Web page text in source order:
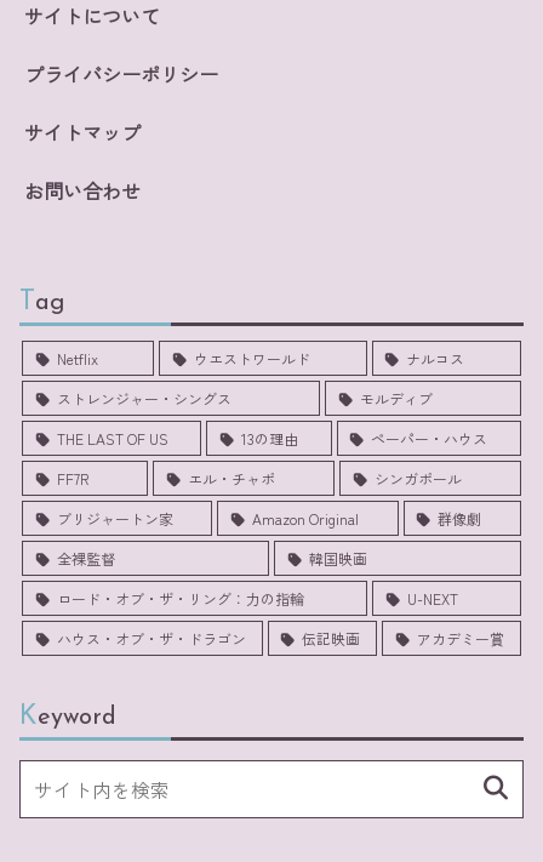
サイトについて
プライバシーポリシー
サイトマップ
お問い合わせ
Tag
Netflix ウエストワールド
ナルコス
ストレンジャー・シングス
モルディブ
THE LAST OF US
13の理由
ペーパー・ハウス
FF7R
エル・チャポ
シンガポール
ブリジャートン家
Amazon Original
群像劇
全裸監督
韓国映画
ロード・オブ・ザ・リング：力の指輪
U-NEXT
ハウス・オブ・ザ・ドラゴン
伝記映画 アカデミー賞
Keyword